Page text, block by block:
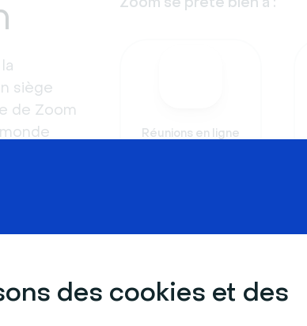
des cookies et des
siège
de Zoom
ayant
en
et dans
Réunions en ligne